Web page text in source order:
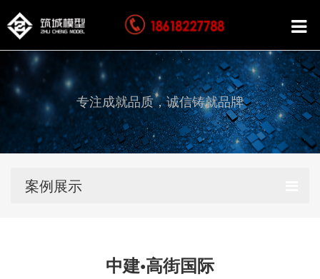
专注成就品质，诚信铸就品牌
案例展示
中建•高街国际